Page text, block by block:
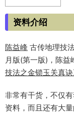
资料介绍
陈益峰 古传地理技
月版(第一版)，陈益
技法之金锁玉关真诀
非常有干货，不仅
资料，而且还有大